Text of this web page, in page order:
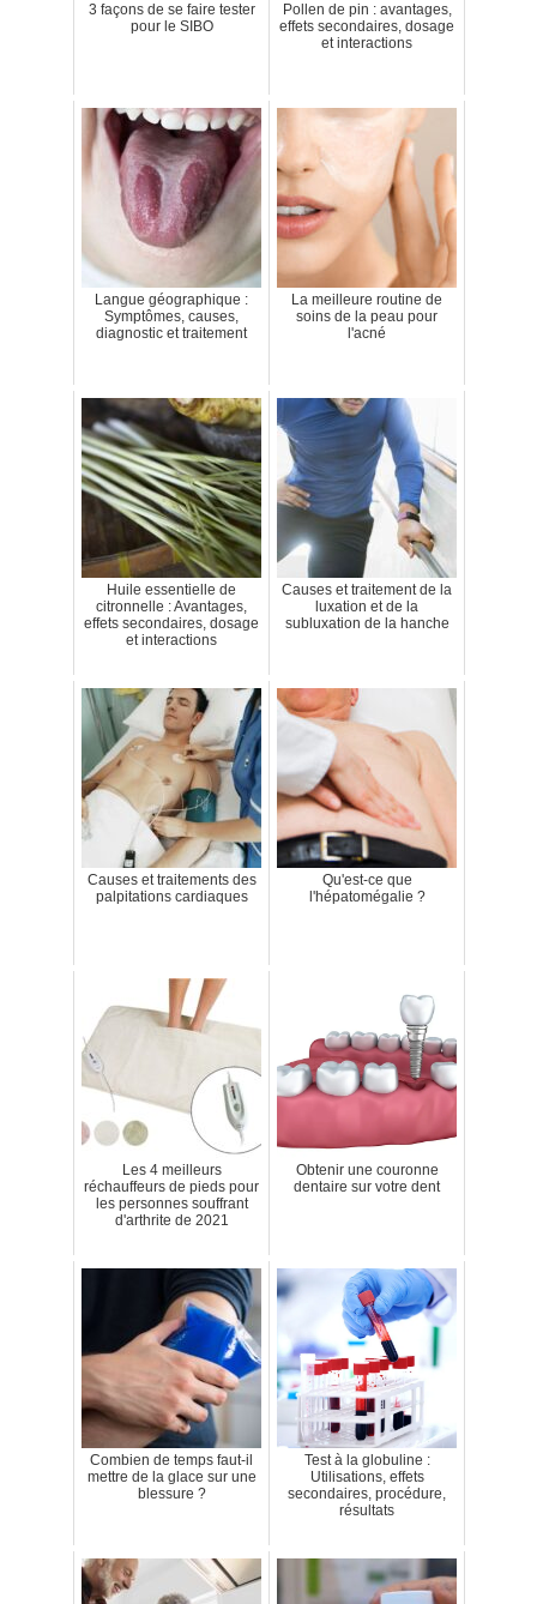
3 façons de se faire tester
pour le SIBO
Pollen de pin : avantages,
effets secondaires, dosage
et interactions
Langue géographique :
Symptômes, causes,
diagnostic et traitement
La meilleure routine de
soins de la peau pour
l'acné
Huile essentielle de
citronnelle : Avantages,
effets secondaires, dosage
et interactions
Causes et traitement de la
luxation et de la
subluxation de la hanche
Causes et traitements des
palpitations cardiaques
Qu'est-ce que
l'hépatomégalie ?
Les 4 meilleurs
réchauffeurs de pieds pour
les personnes souffrant
d'arthrite de 2021
Obtenir une couronne
dentaire sur votre dent
Combien de temps faut-il
mettre de la glace sur une
blessure ?
Test à la globuline :
Utilisations, effets
secondaires, procédure,
résultats